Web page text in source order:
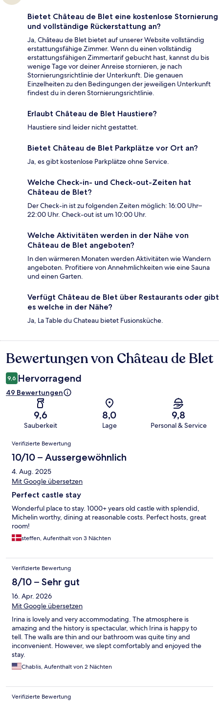
Bietet Château de Blet eine kostenlose Stornierung
und vollständige Rückerstattung an?
Ja, Château de Blet bietet auf unserer Website vollständig
erstattungsfähige Zimmer. Wenn du einen vollständig
erstattungsfähigen Zimmertarif gebucht hast, kannst du bis
wenige Tage vor deiner Anreise stornieren, je nach
Stornierungsrichtlinie der Unterkunft. Die genauen
Einzelheiten zu den Bedingungen der jeweiligen Unterkunft
findest du in deren Stornierungsrichtlinie.
Erlaubt Château de Blet Haustiere?
Haustiere sind leider nicht gestattet.
Bietet Château de Blet Parkplätze vor Ort an?
Ja, es gibt kostenlose Parkplätze ohne Service.
Welche Check-in- und Check-out-Zeiten hat
Château de Blet?
Der Check-in ist zu folgenden Zeiten möglich: 16:00 Uhr–
22:00 Uhr. Check-out ist um 10:00 Uhr.
Welche Aktivitäten werden in der Nähe von
Château de Blet angeboten?
In den wärmeren Monaten werden Aktivitäten wie Wandern
angeboten. Profitiere von Annehmlichkeiten wie eine Sauna
und einen Garten.
Verfügt Château de Blet über Restaurants oder gibt
es welche in der Nähe?
Ja, La Table du Chateau bietet Fusionsküche.
Bewertungen
Bewertungen von Château de Blet
9,6 Hervorragend
49 Bewertungen
9,6
Sauberkeit
8,0
Lage
9,8
Personal & Service
Bewertungen
Verifizierte Bewertung
10/10 – Aussergewöhnlich
4. Aug. 2025
Mit Google übersetzen
Perfect castle stay
Wonderful place to stay. 1000+ years old castle with splendid,
Michelin worthy, dining at reasonable costs. Perfect hosts, great
room!
steffen, Aufenthalt von 3 Nächten
Verifizierte Bewertung
8/10 – Sehr gut
16. Apr. 2026
Mit Google übersetzen
Irina is lovely and very accommodating. The atmosphere is
amazing and the history is spectacular, which Irina is happy to
tell. The walls are thin and our bathroom was quite tiny and
inconvenient. However, we slept comfortably and enjoyed the
stay.
Chablis, Aufenthalt von 2 Nächten
Verifizierte Bewertung